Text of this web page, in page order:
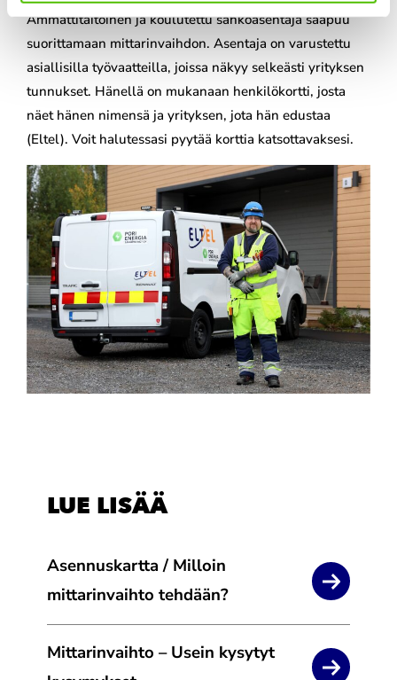
Ammattitaitoinen ja koulutettu sähköasentaja saapuu
suorittamaan mittarinvaihdon. Asentaja on varustettu
asiallisilla työvaatteilla, joissa näkyy selkeästi yrityksen
tunnukset. Hänellä on mukanaan henkilökortti, josta
näet hänen nimensä ja yrityksen, jota hän edustaa
(Eltel). Voit halutessasi pyytää korttia katsottavaksesi.
LUE LISÄÄ
Asennuskartta / Milloin
mittarinvaihto tehdään?
Mittarinvaihto – Usein kysytyt